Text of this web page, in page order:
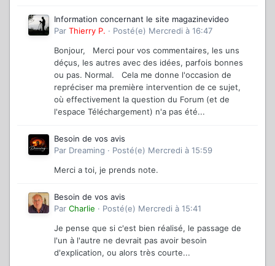
Information concernant le site magazinevideo
Par Thierry P. · Posté(e) Mercredi à 16:47
Bonjour, Merci pour vos commentaires, les uns
déçus, les autres avec des idées, parfois bonnes
ou pas. Normal. Cela me donne l'occasion de
repréciser ma première intervention de ce sujet,
où effectivement la question du Forum (et de
l'espace Téléchargement) n'a pas été...
Besoin de vos avis
Par Dreaming · Posté(e) Mercredi à 15:59
Merci a toi, je prends note.
Besoin de vos avis
Par Charlie · Posté(e) Mercredi à 15:41
Je pense que si c'est bien réalisé, le passage de
l'un à l'autre ne devrait pas avoir besoin
d'explication, ou alors très courte...